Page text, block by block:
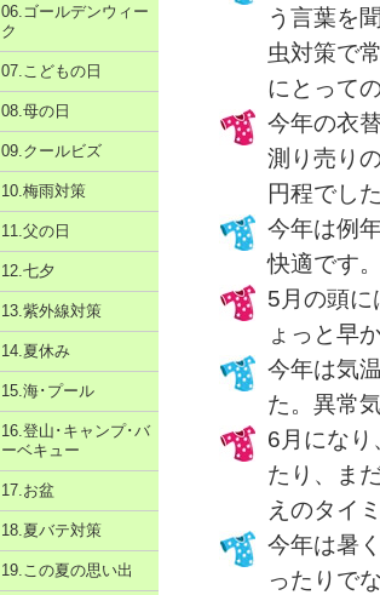
う言葉を
虫対策で
にとって
今年の衣
測り売り
円程でし
今年は例
快適です
5月の頭に
ょっと早
今年は気
た。異常
6月になり
たり、ま
えのタイ
今年は暑
ったりで
06.ゴールデンウィー
ク
07.こどもの日
08.母の日
09.クールビズ
10.梅雨対策
11.父の日
12.七夕
13.紫外線対策
14.夏休み
15.海･プール
16.登山･キャンプ･バ
ーベキュー
17.お盆
18.夏バテ対策
19.この夏の思い出